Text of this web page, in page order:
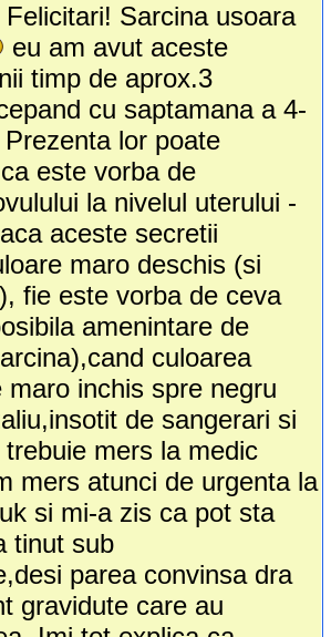
Felicitari! Sarcina usoara
eu am avut aceste
timp de aprox.3
cu saptamana a 4-
lor poate
este vorba de
la nivelul uterului -
aceste secretii
maro deschis (si
fie este vorba de ceva
amenintare de
culoarea
maro inchis spre negru
de sangerari si
mers la medic
mers atunci de urgenta la
si mi-a zis ca pot sta
tinut sub
parea convinsa dra
gravidute care au